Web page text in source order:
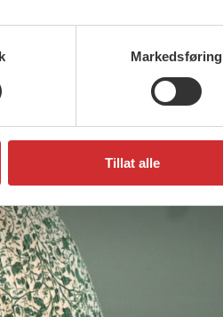
Markedsføring
Tillat alle